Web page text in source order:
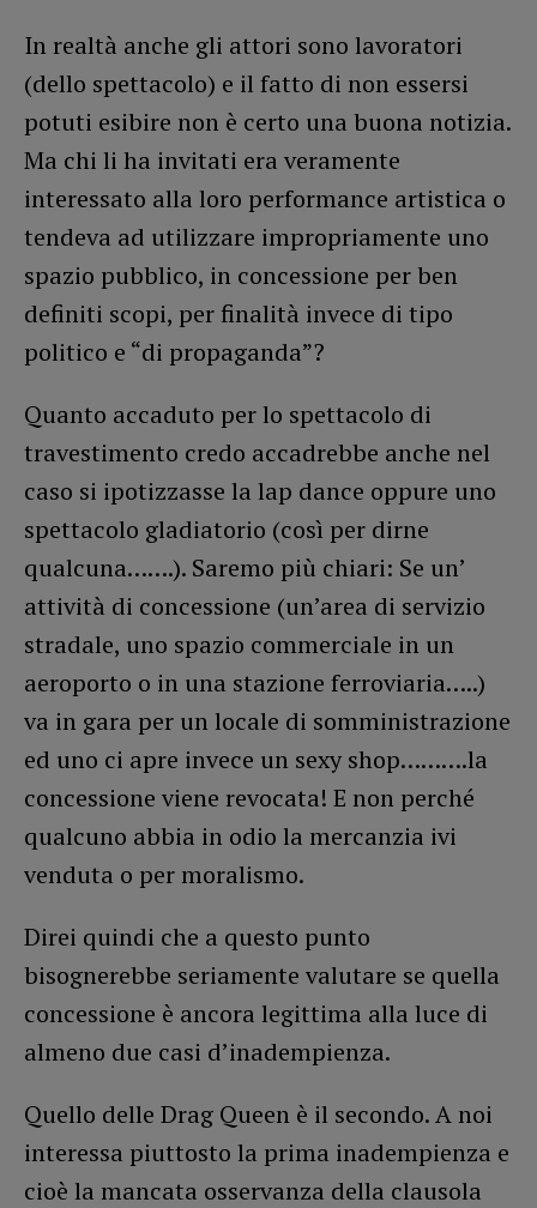
In realtà anche gli attori sono lavoratori
(dello spettacolo) e il fatto di non essersi
potuti esibire non è certo una buona notizia.
Ma chi li ha invitati era veramente
interessato alla loro performance artistica o
tendeva ad utilizzare impropriamente uno
spazio pubblico, in concessione per ben
definiti scopi, per finalità invece di tipo
politico e “di propaganda”?
Quanto accaduto per lo spettacolo di
travestimento credo accadrebbe anche nel
caso si ipotizzasse la lap dance oppure uno
spettacolo gladiatorio (così per dirne
qualcuna…….). Saremo più chiari: Se un’
attività di concessione (un’area di servizio
stradale, uno spazio commerciale in un
aeroporto o in una stazione ferroviaria…..)
va in gara per un locale di somministrazione
ed uno ci apre invece un sexy shop……….la
concessione viene revocata! E non perché
qualcuno abbia in odio la mercanzia ivi
venduta o per moralismo.
Direi quindi che a questo punto
bisognerebbe seriamente valutare se quella
concessione è ancora legittima alla luce di
almeno due casi d’inadempienza.
Quello delle Drag Queen è il secondo. A noi
interessa piuttosto la prima inadempienza e
cioè la mancata osservanza della clausola